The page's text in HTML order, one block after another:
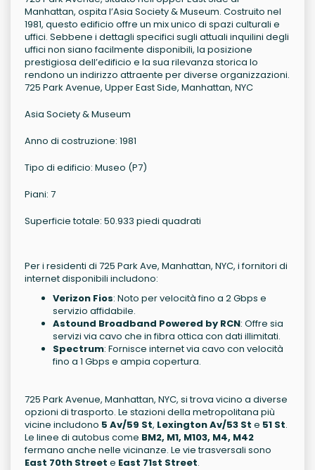
Manhattan, ospita l’Asia Society & Museum. Costruito nel
1981, questo edificio offre un mix unico di spazi culturali e
uffici. Sebbene i dettagli specifici sugli attuali inquilini degli
uffici non siano facilmente disponibili, la posizione
prestigiosa dell’edificio e la sua rilevanza storica lo
rendono un indirizzo attraente per diverse organizzazioni.
725 Park Avenue, Upper East Side, Manhattan, NYC
Asia Society & Museum
Anno di costruzione: 1981
Tipo di edificio: Museo (P7)
Piani: 7
Superficie totale: 50.933 piedi quadrati
Per i residenti di 725 Park Ave, Manhattan, NYC, i fornitori di
internet disponibili includono:
Verizon Fios: Noto per velocità fino a 2 Gbps e
servizio affidabile.
Astound Broadband Powered by RCN: Offre sia
servizi via cavo che in fibra ottica con dati illimitati.
Spectrum: Fornisce internet via cavo con velocità
fino a 1 Gbps e ampia copertura.
725 Park Avenue, Manhattan, NYC, si trova vicino a diverse
opzioni di trasporto. Le stazioni della metropolitana più
vicine includono 5 Av/59 St, Lexington Av/53 St e 51 St.
Le linee di autobus come BM2, M1, M103, M4, M42
fermano anche nelle vicinanze. Le vie trasversali sono
East 70th Street e East 71st Street.